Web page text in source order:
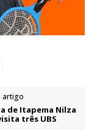
artigo
de Itapema Nilza
três UBS